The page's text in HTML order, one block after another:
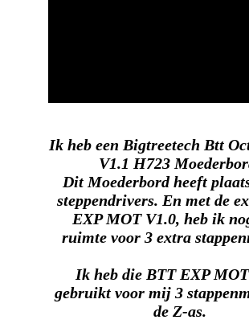
Ik heb een Bigtreetech Btt
V1.1 H723
Dit Moederbord heeft
steppendrivers. En met de
EXP MOT V1.0, heb ik
ruimte voor 3 extra
Ik heb die BTT EXP
gebruikt voor mij 3
de Z-as.